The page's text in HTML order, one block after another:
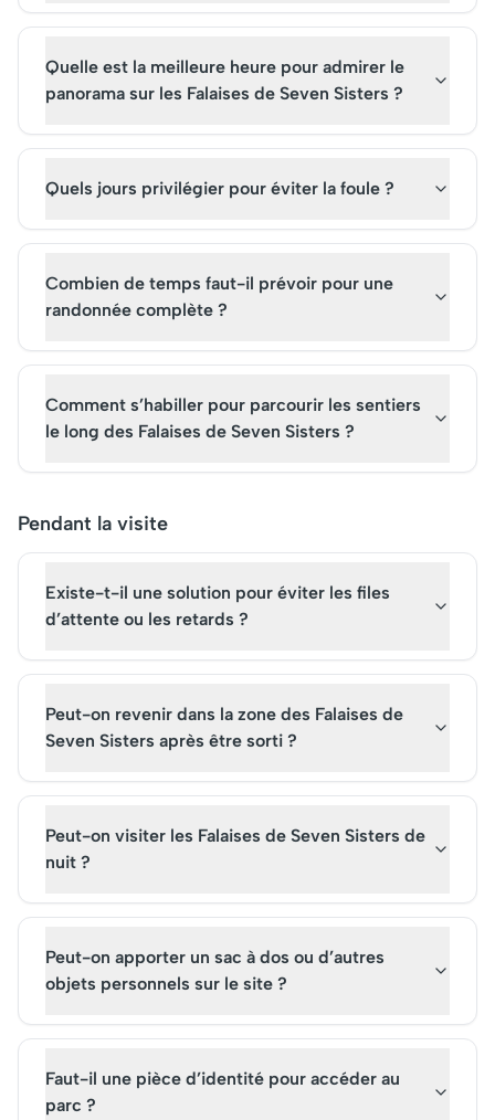
Quelle est la meilleure heure pour admirer le
panorama sur les Falaises de Seven Sisters ?
Quels jours privilégier pour éviter la foule ?
Combien de temps faut-il prévoir pour une
randonnée complète ?
Comment s’habiller pour parcourir les sentiers
le long des Falaises de Seven Sisters ?
Pendant la visite
Existe-t-il une solution pour éviter les files
d’attente ou les retards ?
Peut-on revenir dans la zone des Falaises de
Seven Sisters après être sorti ?
Peut-on visiter les Falaises de Seven Sisters de
nuit ?
Peut-on apporter un sac à dos ou d’autres
objets personnels sur le site ?
Faut-il une pièce d’identité pour accéder au
parc ?